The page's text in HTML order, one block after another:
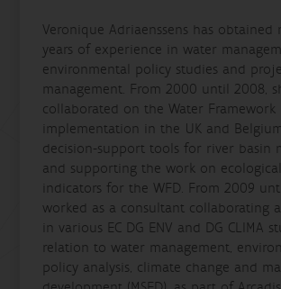
Veronique Adriaenssens has obtained
years of experience in water
environmental policy studies and
management. From 2000 until 2008,
collaborated on the Water Framework
implementation in the UK and
decision-support tools for river basin
and supporting the work on
indicators for the WFD. From 2009
worked as a consultant collaborating
in various EC DG ENV and DG CLIMA
relation to water management,
policy analysis, climate change and